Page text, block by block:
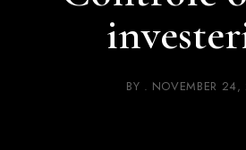
BY NOVEMBER 24,